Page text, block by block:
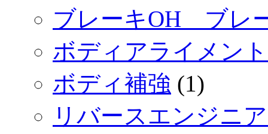
ブレーキOH ブレ
ボディアライメン
ボディ補強 (1)
リバースエンジニ